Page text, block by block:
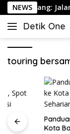
Langsung
ke
konten
NEWSJalan
Detik One
Tajam
touring
Panduan Wisata
Kota Batu: